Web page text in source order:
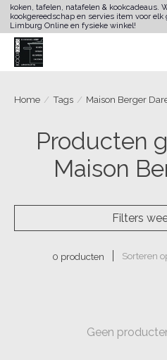
koken, tafelen, natafelen & kookcadeaus.
kookgereedschap en servies item voor
Limburg Online en fysieke winkel!
Home / Tags / Maison Berger
Producten
Maison
Filters
0 producten Sorteren
Geen